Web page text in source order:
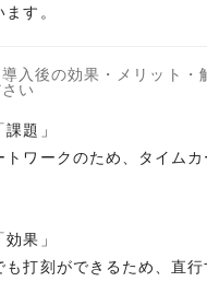
す。
入後の効果・メリット・
い
題」
ワークのため、タイムカ
果」
打刻ができるため、直行